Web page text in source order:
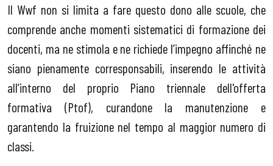
Il Wwf non si limita a fare questo dono alle scuole, che
comprende anche momenti sistematici di formazione dei
docenti, ma ne stimola e ne richiede l’impegno affinché ne
siano pienamente corresponsabili, inserendo le attività
all’interno del proprio Piano triennale dell'offerta
formativa (Ptof), curandone la manutenzione e
garantendo la fruizione nel tempo al maggior numero di
classi.